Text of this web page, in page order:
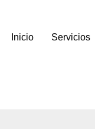
Inicio Servicios